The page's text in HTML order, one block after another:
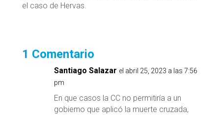
el caso de Hervas.
1 Comentario
Santiago Salazar el abril 25, 2023 a las 7:56
pm
En que casos la CC no permitiría a un
gobierno que aplicó la muerte cruzada,